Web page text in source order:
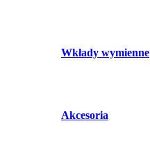
Wkłady wymienne
Akcesoria